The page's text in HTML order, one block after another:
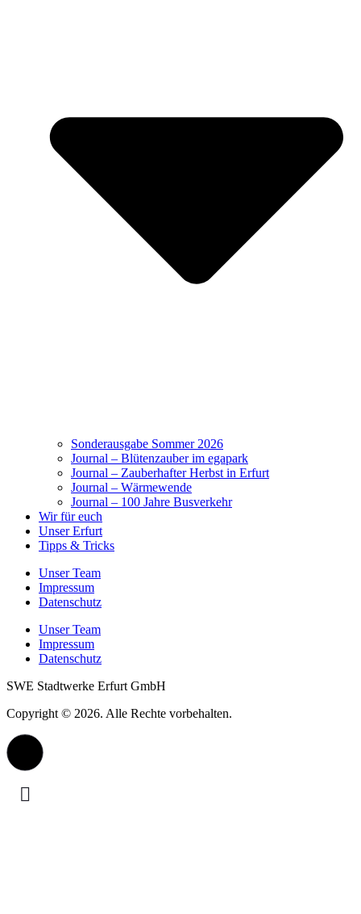
Sonderausgabe Sommer 2026
Journal – Blütenzauber im egapark
Journal – Zauberhafter Herbst in Erfurt
Journal – Wärmewende
Journal – 100 Jahre Busverkehr
Wir für euch
Unser Erfurt
Tipps & Tricks
Unser Team
Impressum
Datenschutz
Unser Team
Impressum
Datenschutz
SWE Stadtwerke Erfurt GmbH
Copyright © 2026. Alle Rechte vorbehalten.